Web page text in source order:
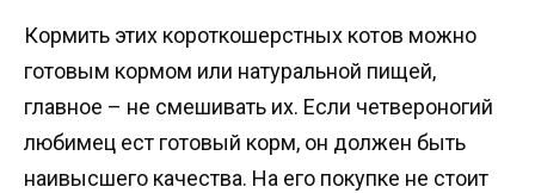
Кормить этих короткошерстных котов можно
готовым кормом или натуральной пищей,
главное – не смешивать их. Если четвероногий
любимец ест готовый корм, он должен быть
наивысшего качества. На его покупке не стоит